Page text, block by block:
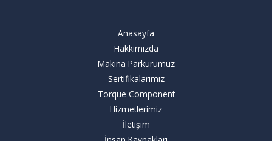
Anasayfa
Hakkımızda
Makina Parkurumuz
Sertifikalarımız
Torque Component
Hizmetlerimiz
İletişim